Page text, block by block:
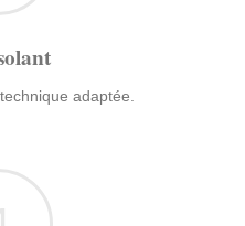
adaptée.